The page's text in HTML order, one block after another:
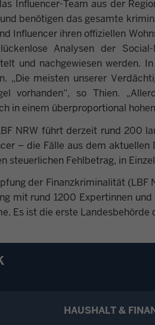
Influencer-Team aus der
benötigen das gesamte
Influencer ihren offiziellen
Analysen der
und nachgewiesen werden.
„Die meisten unserer
vorhanden“, so Thien.
in einem überproportional
NRW führt derzeit rund 200
– die Fälle aus dem
steuerlichen Fehlbetrag, in
der Finanzkriminalität
mit rund 1200 Expertinnen
Es ist die erste
HAUSHALT &